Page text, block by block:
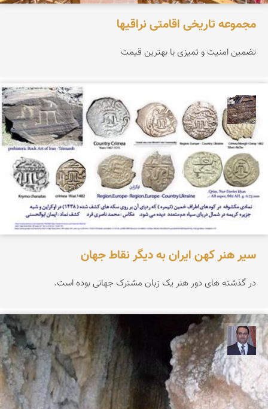
مجموعه تاریخی اقامتی نراقیها
تضمین امنیت و تمیزی با بهترین قیمت
محمد ناصری فرد
سیر هنر کهن ایران به دیگر نقاط جهان
در گذشته های دور هنر یک زبان مشترک جهانی بوده است.
نادر چقاجردی